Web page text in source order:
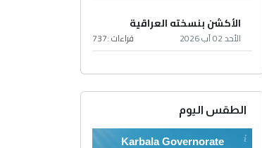
الأكشن بنسخته العراقية
الأحد 02 آب 2026 قراءات :737
الطقس اليوم
Karbala Governorate